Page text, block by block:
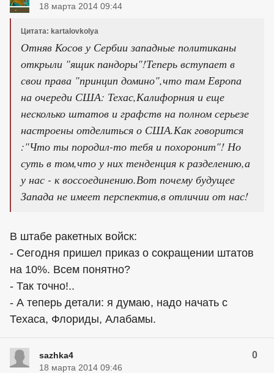
18 марта 2014 09:44
Цитата: kartalovkolya
Отняв Косов у Сербии западные политиканы
открыли "ящик пандоры"!Теперь вступает в
свои права "принцип домино",что там Европа
на очереди США: Техас,Калифорния и еще
несколько штатов и графств на полном серьезе
настроены отделиться о США.Как говорится
:"Что ты породил-то тебя и похоронит"! Но
суть в том,что у них тенденция к разделению,а
у нас - к воссоединению.Вот почему будущее
Запада не имеет перспектив,в отличии от нас!
В штабе ракетных войск:
- Сегодня пришел приказ о сокращении штатов
на 10%. Всем понятно?
- Так точно!..
- А теперь детали: я думаю, надо начать с
Техаса, Флориды, Алабамы.
sazhka4 0
18 марта 2014 09:46